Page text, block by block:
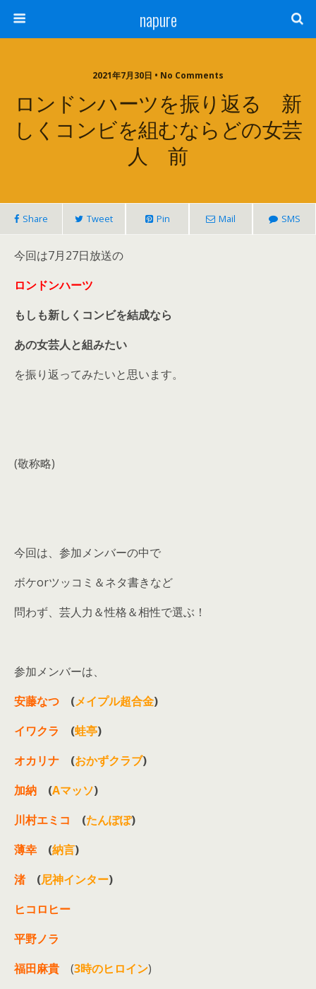
napure
2021年7月30日 • No Comments
ロンドンハーツを振り返る 新
しくコンビを組むならどの女芸
人 前
Share Tweet Pin Mail SMS
今回は7月27日放送の
ロンドンハーツ
もしも新しくコンビを結成なら
あの女芸人と組みたい
を振り返ってみたいと思います。
(敬称略)
今回は、参加メンバーの中で
ボケorツッコミ＆ネタ書きなど
問わず、芸人力＆性格＆相性で選ぶ！
参加メンバーは、
安藤なつ (メイプル超合金)
イワクラ (蛙亭)
オカリナ (おかずクラブ)
加納 (Aマッソ)
川村エミコ (たんぽぽ)
薄幸 (納言)
渚(尼神インター)
ヒコロヒー
平野ノラ
福田麻貴 (3時のヒロイン)